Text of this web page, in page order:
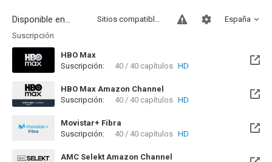
Disponible en... España
Sitios compatibles
Suscripción
HBO Max
Suscripción:
40 / 40 capítulos HD
HBO Max Amazon Channel
Suscripción:
40 / 40 capítulos HD
Movistar+ Fibra
Disponible hasta el Mié, 22 Sep 2027 (Queda 1 año)
Suscripción: 40 / 40 capítulos HD
AMC Selekt Amazon Channel